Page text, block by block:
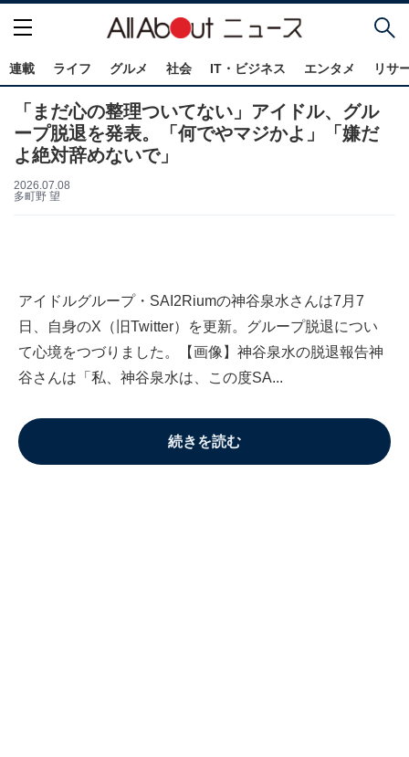
連載 ライフ グルメ 社会 IT・ビジネス エンタメ リサ
「まだ心の整理ついてない」アイドル、グル
ープ脱退を発表。「何でやマジかよ」「嫌だ
よ絶対辞めないで」
2026.07.08
多町野 望
アイドルグループ・SAI2Riumの神谷泉水さんは7月7
日、自身のX（旧Twitter）を更新。グループ脱退につい
て心境をつづりました。【画像】神谷泉水の脱退報告神
谷さんは「私、神谷泉水は、この度SA...
続きを読む